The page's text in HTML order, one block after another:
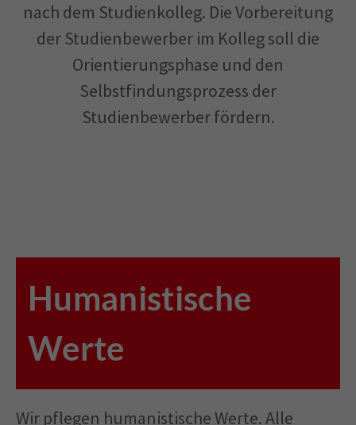
nach dem Studienkolleg. Die Vorbereitung
der Studienbewerber im Kolleg soll die
Orientierungsphase und den
Selbstfindungsprozess der
Studienbewerber fördern.
Humanistische
Werte
Wir pflegen humanistische Werte. Alle